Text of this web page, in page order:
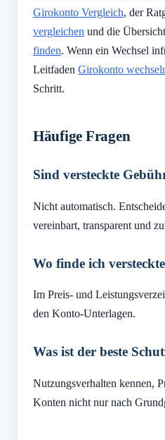
Girokonto Vergleich, der
vergleichen und die Übersicht
finden. Wenn ein Wechsel
Leitfaden Girokonto
Schritt.
Häufige Fragen
Sind versteckte
Nicht automatisch.
vereinbart, transparent und
Wo finde ich
Im Preis- und
den Konto-Unterlagen.
Was ist der beste
Nutzungsverhalten kennen,
Konten nicht nur nach